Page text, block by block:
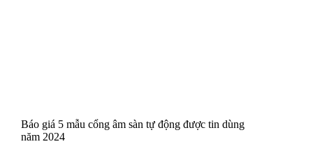
Báo giá 5 mẫu cổng âm sàn tự động được tin dùng
năm 2024